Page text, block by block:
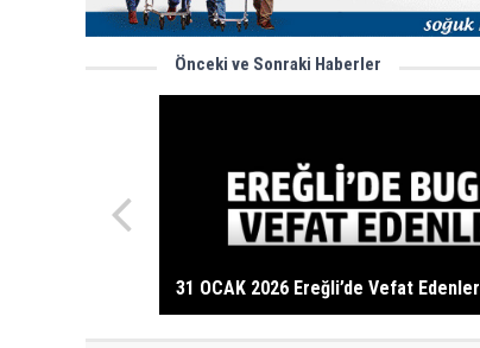
Önceki ve Sonraki Haberler
31 OCAK 2026 Ereğli’de Vefat Edenler